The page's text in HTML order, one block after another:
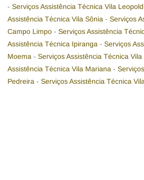
- Serviços Assistência Técnica Vila
Assistência Técnica Vila Sônia - Serviços
Campo Limpo - Serviços Assistência
Assistência Técnica Ipiranga - Serviços
Moema - Serviços Assistência Técnica Vila
Assistência Técnica Vila Mariana -
Pedreira - Serviços Assistência Técnica